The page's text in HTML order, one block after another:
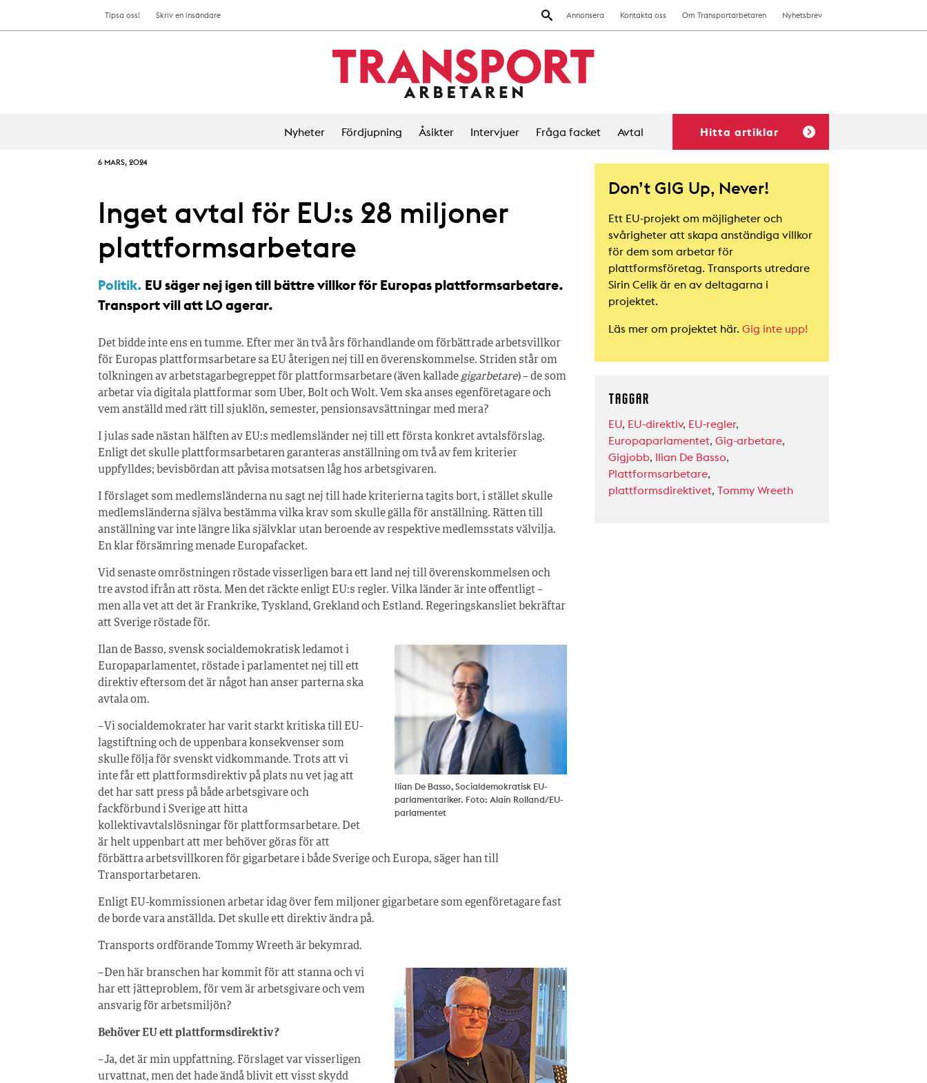
Annonsera Kontakta oss Om Transportarbetaren Nyhetsbrev
Tipsa oss! Skriv en insändare
Nyheter Fördjupning Åsikter Intervjuer Fråga facket Avtal Hitta artiklar
6 MARS, 2024
Inget avtal för EU:s 28 miljoner
plattformsarbetare
Politik. EU säger nej igen till bättre villkor för Europas plattformsarbetare.
Transport vill att LO agerar.
Det bidde inte ens en tumme. Efter mer än två års förhandlande om förbättrade arbetsvillkor
för Europas plattformsarbetare sa EU återigen nej till en överenskommelse. Striden står om
tolkningen av arbetstagarbegreppet för plattformsarbetare (även kallade gigarbetare) – de som
arbetar via digitala plattformar som Uber, Bolt och Wolt. Vem ska anses egenföretagare och
vem anställd med rätt till sjuklön, semester, pensionsavsättningar med mera?
I julas sade nästan hälften av EU:s medlemsländer nej till ett första konkret avtalsförslag.
Enligt det skulle plattformsarbetaren garanteras anställning om två av fem kriterier
uppfylldes; bevisbördan att påvisa motsatsen låg hos arbetsgivaren.
I förslaget som medlemsländerna nu sagt nej till hade kriterierna tagits bort, i stället skulle
medlemsländerna själva bestämma vilka krav som skulle gälla för anställning. Rätten till
anställning var inte längre lika självklar utan beroende av respektive medlemsstats välvilja.
En klar försämring menade Europafacket.
Vid senaste omröstningen röstade visserligen bara ett land nej till överenskommelsen och
tre avstod ifrån att rösta. Men det räckte enligt EU:s regler. Vilka länder är inte offentligt –
men alla vet att det är Frankrike, Tyskland, Grekland och Estland. Regeringskansliet bekräftar
att Sverige röstade för.
Ilian De Basso, Socialdemokratisk EU-
parlamentariker. Foto: Alain Rolland/EU-
parlamentet
Ilan de Basso, svensk socialdemokratisk ledamot i
Europaparlamentet, röstade i parlamentet nej till ett
direktiv eftersom det är något han anser parterna ska
avtala om.
– Vi socialdemokrater har varit starkt kritiska till EU-
lagstiftning och de uppenbara konsekvenser som
skulle följa för svenskt vidkommande. Trots att vi
inte får ett plattformsdirektiv på plats nu vet jag att
det har satt press på både arbetsgivare och
fackförbund i Sverige att hitta
kollektivavtalslösningar för plattformsarbetare. Det
är helt uppenbart att mer behöver göras för att
förbättra arbetsvillkoren för gigarbetare i både Sverige och Europa, säger han till
Transportarbetaren.
Enligt EU-kommissionen arbetar idag över fem miljoner gigarbetare som egenföretagare fast
de borde vara anställda. Det skulle ett direktiv ändra på.
Transports ordförande Tommy Wreeth är bekymrad.
– Den här branschen har kommit för att stanna och vi
har ett jätteproblem, för vem är arbetsgivare och vem
ansvarig för arbetsmiljön?
Behöver EU ett plattformsdirektiv?
– Ja, det är min uppfattning. Förslaget var visserligen
urvattnat, men det hade ändå blivit ett visst skydd
Don’t GIG Up, Never!
Ett EU-projekt om möjligheter och
svårigheter att skapa anständiga villkor
för dem som arbetar för
plattformsföretag. Transports utredare
Sirin Celik är en av deltagarna i
projektet.
Läs mer om projektet här. Gig inte upp!
TAGGAR
EU, EU-direktiv, EU-regler,
Europaparlamentet, Gig-arbetare,
Gigjobb, Ilian De Basso,
Plattformsarbetare,
plattformsdirektivet, Tommy Wreeth